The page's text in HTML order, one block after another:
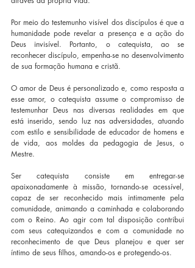
Por meio do testemunho visível dos discípulos é que a
humanidade pode revelar a presença e a ação do
Deus invisível. Portanto, o catequista, ao se
reconhecer discípulo, empenha-se no desenvolvimento
de sua formação humana e cristã.
O amor de Deus é personalizado e, como resposta a
esse amor, o catequista assume o compromisso de
testemunhar Deus nas diversas realidades em que
está inserido, sendo luz nas adversidades, atuando
com estilo e sensibilidade de educador de homens e
de vida, aos moldes da pedagogia de Jesus, o
Mestre.
Ser catequista consiste em entregar-se
apaixonadamente à missão, tornando-se acessível,
capaz de ser reconhecido mais intimamente pela
comunidade, animando a caminhada e colaborando
com o Reino. Ao agir com tal disposição contribui
com seus catequizandos e com a comunidade no
reconhecimento de que Deus planejou e quer ser
íntimo de seus filhos, amando-os e protegendo-os.